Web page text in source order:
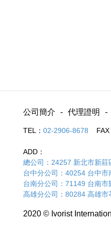
公司簡介 代理證明
TEL： 02-2906-8678 FAX
ADD：
總公司：24257 新北市新莊
台中分公司：40254 台中市
台南分公司：71149 台南
高雄分公司：80284 高雄市
2020 © Ivorist